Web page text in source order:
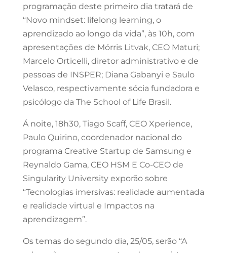
programação deste primeiro dia tratará de
“Novo mindset: lifelong learning, o
aprendizado ao longo da vida”, às 10h, com
apresentações de Mórris Litvak, CEO Maturi;
Marcelo Orticelli, diretor administrativo e de
pessoas de INSPER; Diana Gabanyi e Saulo
Velasco, respectivamente sócia fundadora e
psicólogo da The School of Life Brasil.
Á noite, 18h30, Tiago Scaff, CEO Xperience,
Paulo Quirino, coordenador nacional do
programa Creative Startup de Samsung e
Reynaldo Gama, CEO HSM E Co-CEO de
Singularity University exporão sobre
“Tecnologias imersivas: realidade aumentada
e realidade virtual e Impactos na
aprendizagem”.
Os temas do segundo dia, 25/05, serão “A